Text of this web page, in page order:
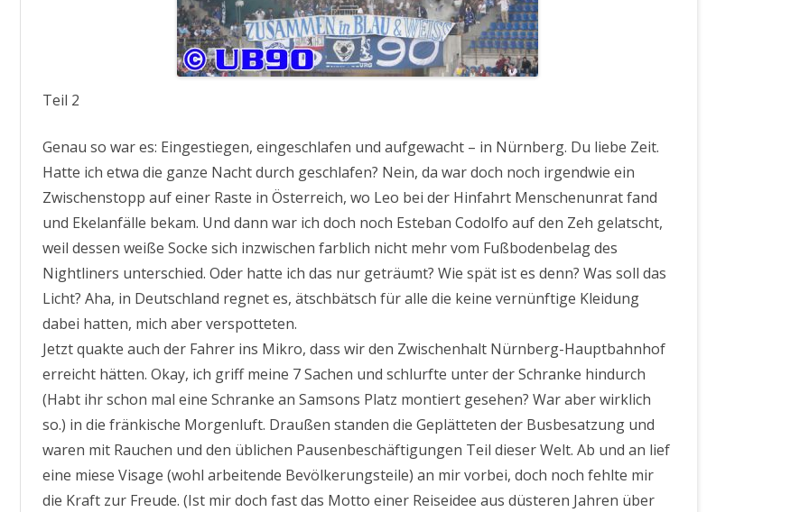
Teil 2
Genau so war es: Eingestiegen, eingeschlafen und aufgewacht – in Nürnberg. Du liebe Zeit.
Hatte ich etwa die ganze Nacht durch geschlafen? Nein, da war doch noch irgendwie ein
Zwischenstopp auf einer Raste in Österreich, wo Leo bei der Hinfahrt Menschenunrat fand
und Ekelanfälle bekam. Und dann war ich doch noch Esteban Codolfo auf den Zeh gelatscht,
weil dessen weiße Socke sich inzwischen farblich nicht mehr vom Fußbodenbelag des
Nightliners unterschied. Oder hatte ich das nur geträumt? Wie spät ist es denn? Was soll das
Licht? Aha, in Deutschland regnet es, ätschbätsch für alle die keine vernünftige Kleidung
dabei hatten, mich aber verspotteten.
Jetzt quakte auch der Fahrer ins Mikro, dass wir den Zwischenhalt Nürnberg-Hauptbahnhof
erreicht hätten. Okay, ich griff meine 7 Sachen und schlurfte unter der Schranke hindurch
(Habt ihr schon mal eine Schranke an Samsons Platz montiert gesehen? War aber wirklich
so.) in die fränkische Morgenluft. Draußen standen die Geplätteten der Busbesatzung und
waren mit Rauchen und den üblichen Pausenbeschäftigungen Teil dieser Welt. Ab und an lief
eine miese Visage (wohl arbeitende Bevölkerungsteile) an mir vorbei, doch noch fehlte mir
die Kraft zur Freude. (Ist mir doch fast das Motto einer Reiseidee aus düsteren Jahren über